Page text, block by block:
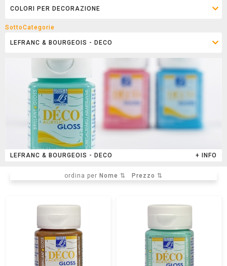
SottoCategorie
LEFRANC & BOURGEOIS - DECO + INFO
ordina per Nome ⇅ Prezzo ⇅